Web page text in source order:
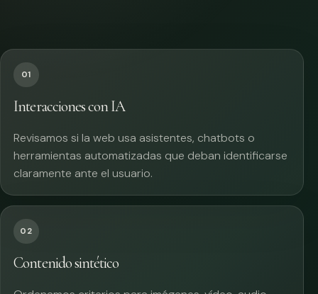
01
Interacciones con IA
Revisamos si la web usa asistentes, chatbots o
herramientas automatizadas que deban identificarse
claramente ante el usuario.
02
Contenido sintético